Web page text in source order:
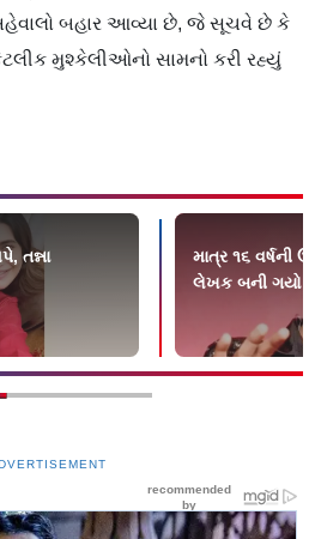
બહાર આવ્યા છે, જે સૂચવે છે કે
મુશ્કેલીઓનો સામનો કરી રહ્યું
તન્ના
માત્ર ૧૬ વર્ષની
લેખક બની ગયો